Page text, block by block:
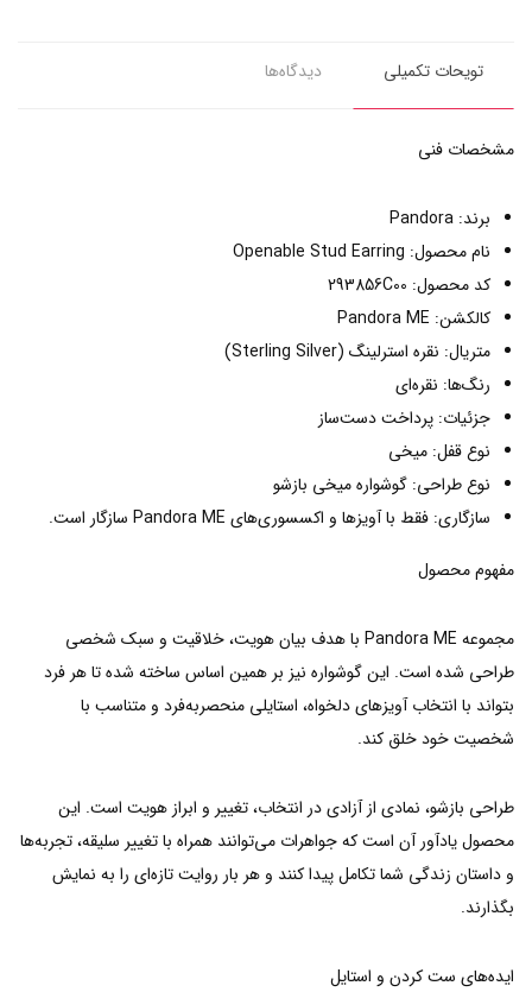
تویحات تکمیلی دیدگاه‌ها
مشخصات فنی
برند: Pandora
نام محصول: Openable Stud Earring
کد محصول: 293856C00
کالکشن: Pandora ME
متریال: نقره استرلینگ (Sterling Silver)
رنگ‌ها: نقره‌ای
جزئیات: پرداخت دست‌ساز
نوع قفل: میخی
نوع طراحی: گوشواره میخی بازشو
سازگاری: فقط با آویزها و اکسسوری‌های Pandora ME سازگار است.
مفهوم محصول
مجموعه Pandora ME با هدف بیان هویت، خلاقیت و سبک شخصی
طراحی شده است. این گوشواره نیز بر همین اساس ساخته شده تا هر فرد
بتواند با انتخاب آویزهای دلخواه، استایلی منحصربه‌فرد و متناسب با
شخصیت خود خلق کند.
طراحی بازشو، نمادی از آزادی در انتخاب، تغییر و ابراز هویت است. این
محصول یادآور آن است که جواهرات می‌توانند همراه با تغییر سلیقه، تجربه‌ها
و داستان زندگی شما تکامل پیدا کنند و هر بار روایت تازه‌ای را به نمایش
بگذارند.
ایده‌های ست کردن و استایل